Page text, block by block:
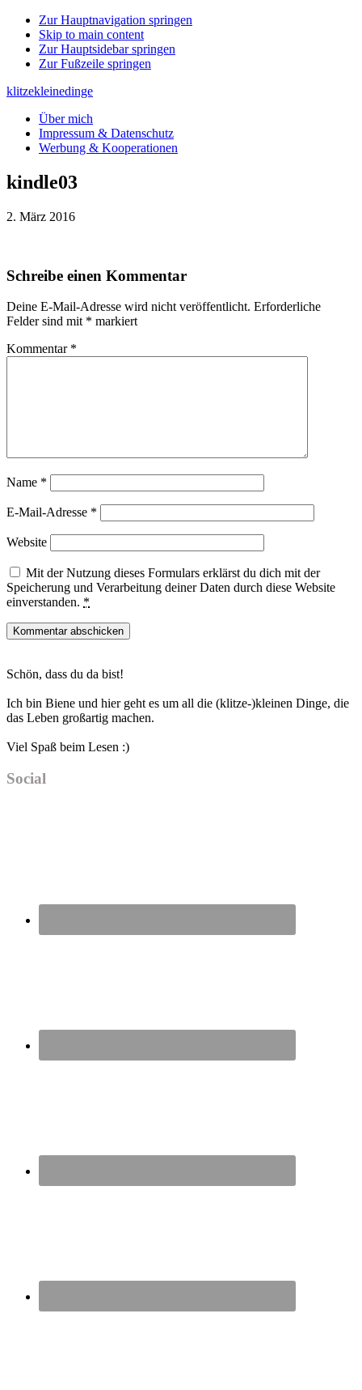
Zur Hauptnavigation springen
Skip to main content
Zur Hauptsidebar springen
Zur Fußzeile springen
klitzekleinedinge
Über mich
Impressum & Datenschutz
Werbung & Kooperationen
kindle03
2. März 2016
Leser-
Schreibe einen Kommentar
Deine E-Mail-Adresse wird nicht veröffentlicht. Erforderliche
Felder sind mit * markiert
Kommentar *
Name *
E-Mail-Adresse *
Website
Mit der Nutzung dieses Formulars erklärst du dich mit der
Speicherung und Verarbeitung deiner Daten durch diese Website
einverstanden. *
Sidebar
Schön, dass du da bist!
Ich bin Biene und hier geht es um all die (klitze-)kleinen Dinge, die
das Leben großartig machen.
Viel Spaß beim Lesen :)
Social